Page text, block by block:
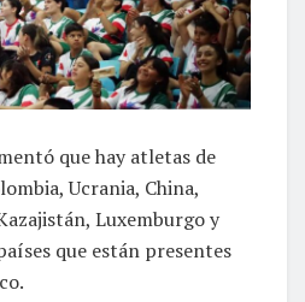
que hay atletas de
Ucrania, China,
Luxemburgo y
que están presentes